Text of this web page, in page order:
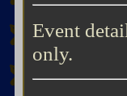
Event
only.